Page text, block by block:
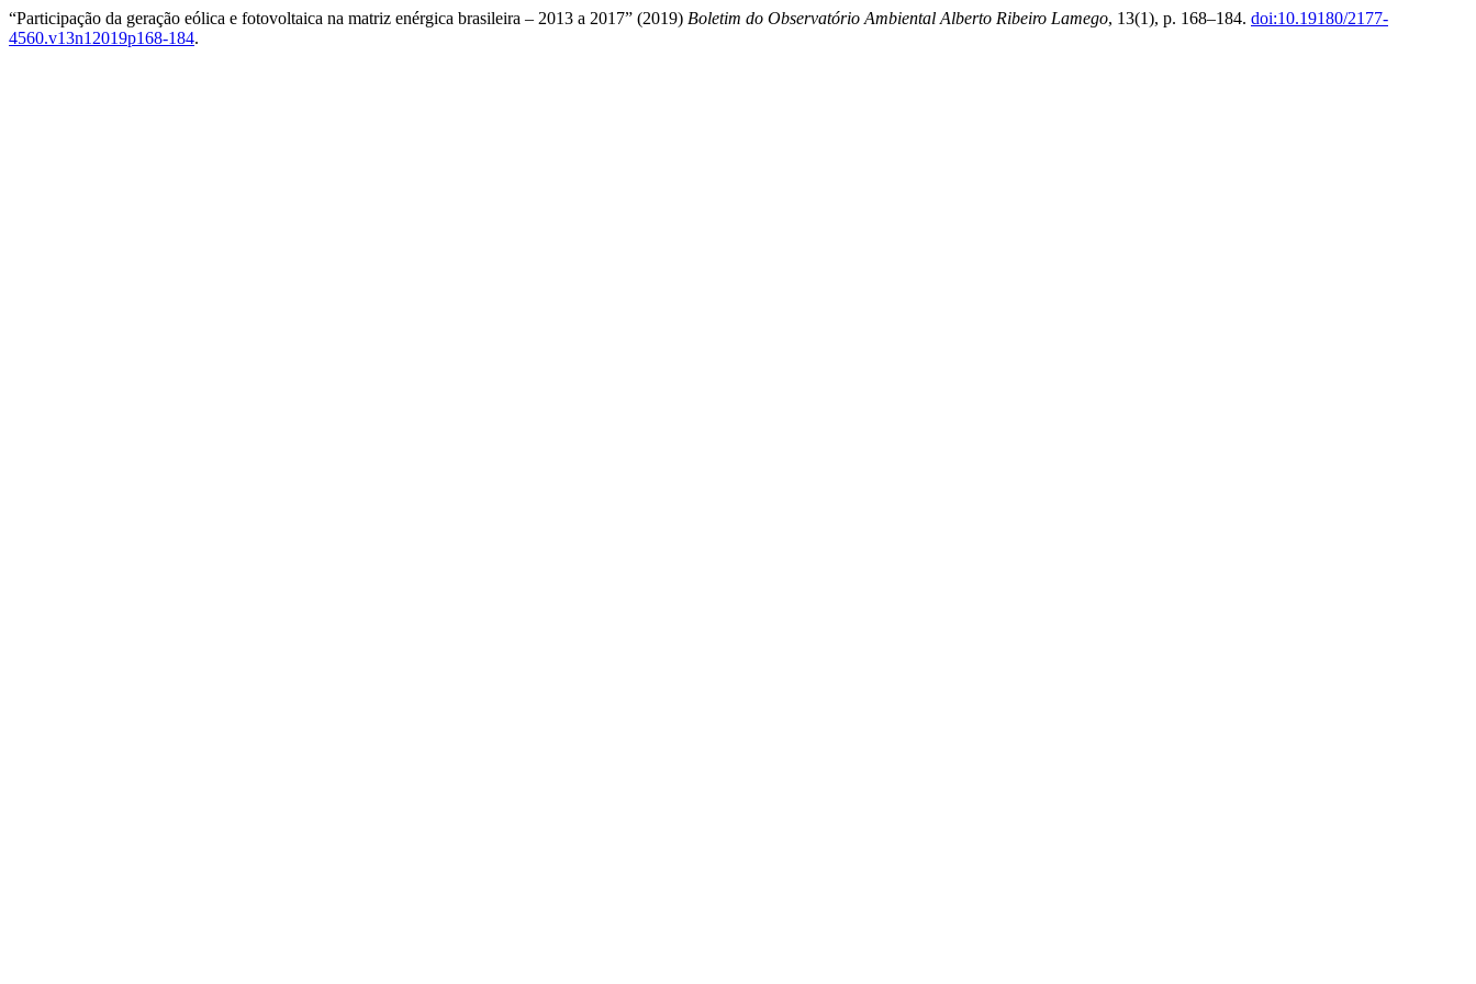
“Participação da geração eólica e fotovoltaica na matriz enérgica brasileira – 2013 a 2017” (2019) Boletim do Observatório Ambiental Alberto Ribeiro Lamego, 13(1), p. 168–184. doi:10.19180/2177-
4560.v13n12019p168-184.